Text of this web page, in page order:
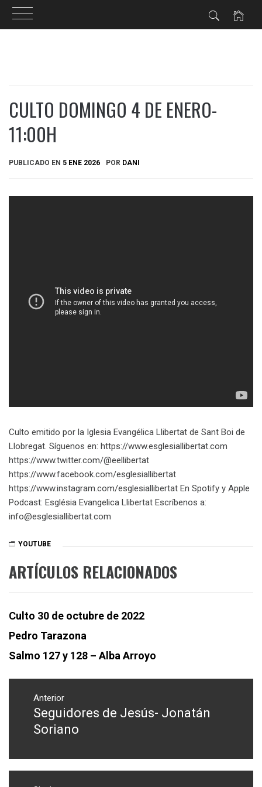
CULTO DOMINGO 4 DE ENERO-
11:00H
PUBLICADO EN 5 ENE 2026 POR DANI
Culto emitido por la Iglesia Evangélica Llibertat de Sant Boi de
Llobregat. Síguenos en: https://www.esglesiallibertat.com
https://www.twitter.com/@eellibertat
https://www.facebook.com/esglesiallibertat
https://www.instagram.com/esglesiallibertat En Spotify y Apple
Podcast: Església Evangelica Llibertat Escríbenos a:
info@esglesiallibertat.com
YOUTUBE
ARTÍCULOS RELACIONADOS
Culto 30 de octubre de 2022
Pedro Tarazona
Salmo 127 y 128 – Alba Arroyo
Navegación
entradas
Anterior
Entrada
anterior:
Seguidores de Jesús- Jonatán
Soriano